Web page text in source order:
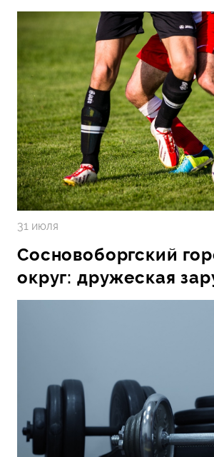
31 июля
Сосновоборгский
округ: дружеская